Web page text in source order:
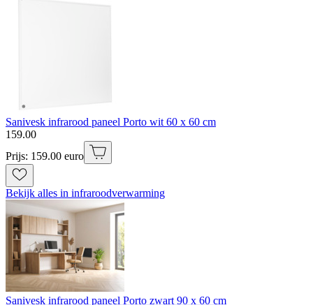
Sanivesk infrarood paneel Porto wit 60 x 60 cm
159.00
Prijs: 159.00 euro
Bekijk alles in infraroodverwarming
Sanivesk infrarood paneel Porto zwart 90 x 60 cm